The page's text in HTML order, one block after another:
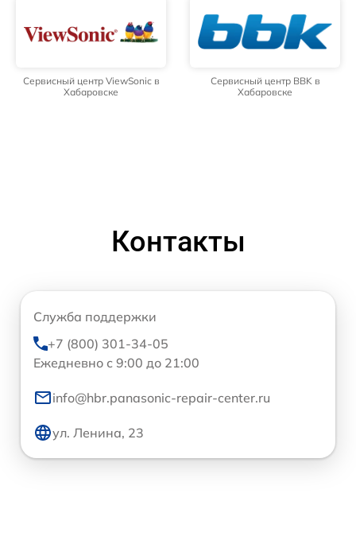
Сервисный центр ViewSonic в
Хабаровске
Сервисный центр BBK в
Хабаровске
Контакты
Служба поддержки
+7 (800) 301-34-05
Ежедневно с 9:00 до 21:00
info@hbr.panasonic-repair-center.ru
ул. Ленина, 23